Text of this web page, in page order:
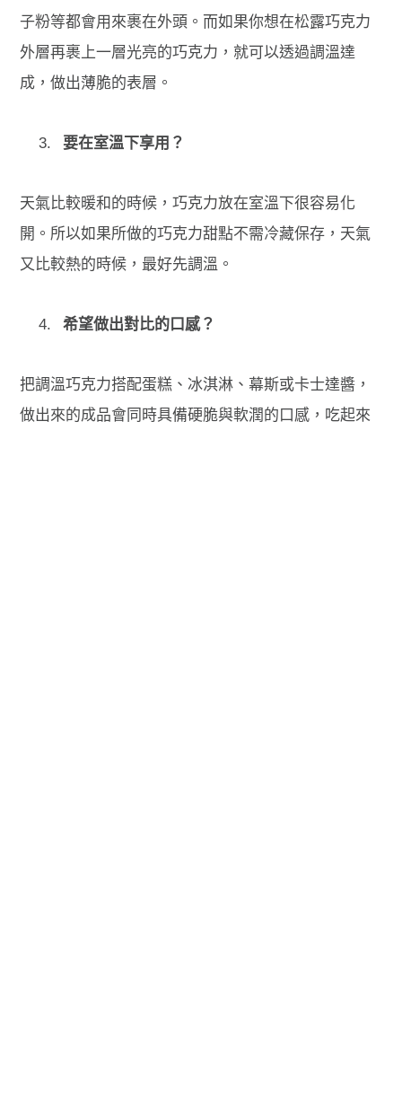
子粉等都會用來裹在外頭。而如果你想在松露巧克力
外層再裹上一層光亮的巧克力，就可以透過調溫達
成，做出薄脆的表層。
要在室溫下享用？
天氣比較暖和的時候，巧克力放在室溫下很容易化
開。所以如果所做的巧克力甜點不需冷藏保存，天氣
又比較熱的時候，最好先調溫。
希望做出對比的口感？
把調溫巧克力搭配蛋糕、冰淇淋、幕斯或卡士達醬，
做出來的成品會同時具備硬脆與軟潤的口感，吃起來